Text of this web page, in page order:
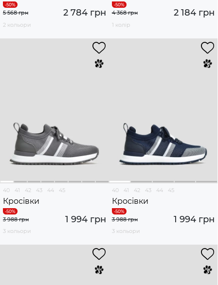
2 784 грн
5 568 грн
2 кольори
2 184 грн
4 368 грн
1 колір
40 41 42 43 44 45
Кросівки
1 994 грн
3 988 грн
3 кольори
40 41 42 43 44 45
Кросівки
1 994 грн
3 988 грн
3 кольори